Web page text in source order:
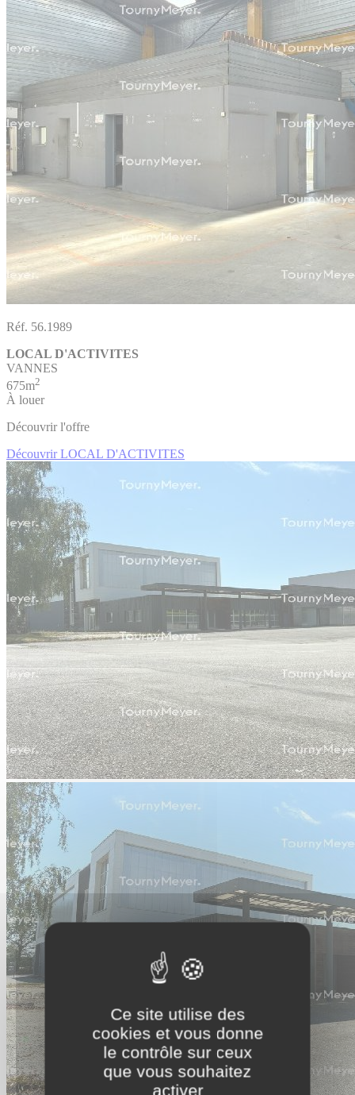
Ce site utilise des
cookies et vous donne
le contrôle sur ceux
que vous souhaitez
activer
Réf. 56.1989
LOCAL D'ACTIVITES
VANNES
675m2
À louer
Découvrir l'offre
Découvrir LOCAL D'ACTIVITES